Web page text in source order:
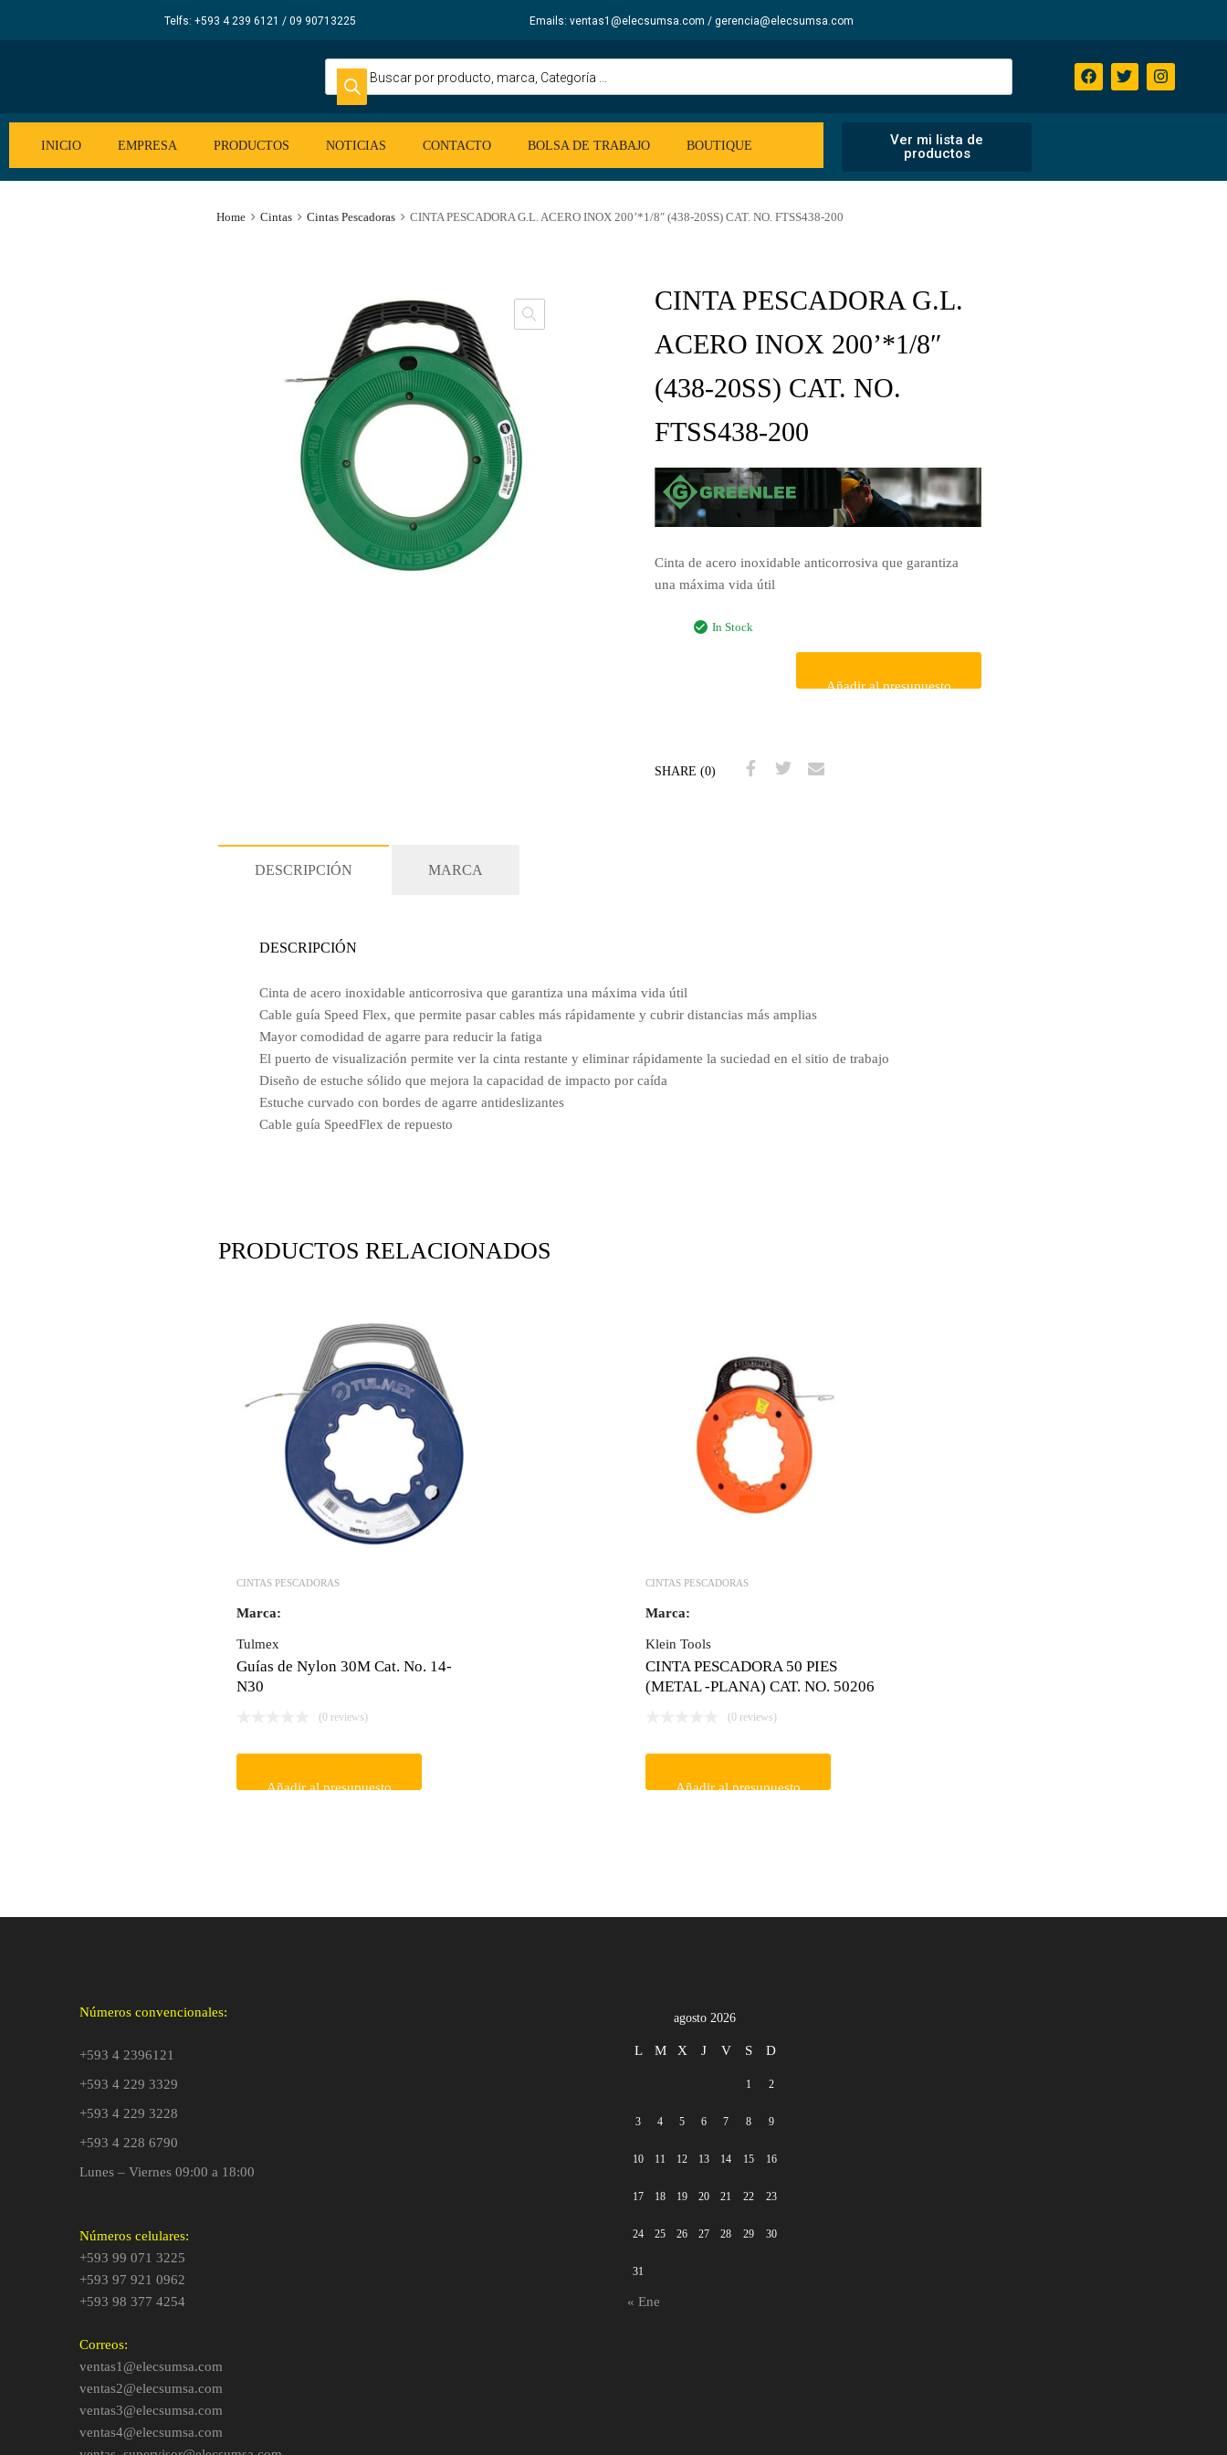
Telfs: +593 4 239 6121 / 09 90713225 Emails: ventas1@elecsumsa.com / gerencia@elecsumsa.com
INICIO EMPRESA PRODUCTOS NOTICIAS CONTACTO BOLSA DE TRABAJO BOUTIQUE
Ver mi lista de
productos
Home Cintas Cintas Pescadoras CINTA PESCADORA G.L. ACERO INOX 200’*1/8″ (438-20SS) CAT. NO. FTSS438-200
CINTA PESCADORA G.L.
ACERO INOX 200’*1/8″
(438-20SS) CAT. NO.
FTSS438-200
Cinta de acero inoxidable anticorrosiva que garantiza
una máxima vida útil
In Stock
Añadir al presupuesto
SHARE (0)
DESCRIPCIÓN MARCA
DESCRIPCIÓN
Cinta de acero inoxidable anticorrosiva que garantiza una máxima vida útil
Cable guía Speed Flex, que permite pasar cables más rápidamente y cubrir distancias más amplias
Mayor comodidad de agarre para reducir la fatiga
El puerto de visualización permite ver la cinta restante y eliminar rápidamente la suciedad en el sitio de trabajo
Diseño de estuche sólido que mejora la capacidad de impacto por caída
Estuche curvado con bordes de agarre antideslizantes
Cable guía SpeedFlex de repuesto
PRODUCTOS RELACIONADOS
CINTAS PESCADORAS
Marca:
Tulmex
Guías de Nylon 30M Cat. No. 14-
N30
(0 reviews)
Añadir al presupuesto
CINTAS PESCADORAS
Marca:
Klein Tools
CINTA PESCADORA 50 PIES
(METAL -PLANA) CAT. NO. 50206
(0 reviews)
Añadir al presupuesto
Números convencionales:
+593 4 2396121
+593 4 229 3329
+593 4 229 3228
+593 4 228 6790
Lunes – Viernes 09:00 a 18:00
Números celulares:
+593 99 071 3225
+593 97 921 0962
+593 98 377 4254
Correos:
ventas1@elecsumsa.com
ventas2@elecsumsa.com
ventas3@elecsumsa.com
ventas4@elecsumsa.com
agosto 2026
L M X J V S D
1 2
3 4 5 6 7 8 9
10 11 12 13 14 15 16
17 18 19 20 21 22 23
24 25 26 27 28 29 30
31
« Ene